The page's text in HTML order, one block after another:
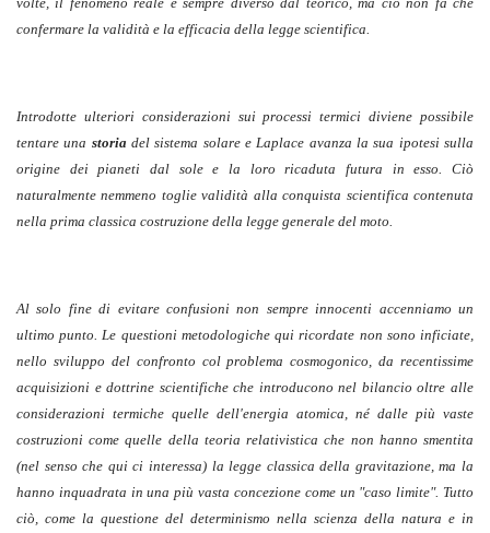
confermare la validità e la efficacia della legge scientifica.
Introdotte ulteriori considerazioni sui processi termici diviene possibile
tentare una storia del sistema solare e Laplace avanza la sua ipotesi sulla
origine dei pianeti dal sole e la loro ricaduta futura in esso. Ciò
naturalmente nemmeno toglie validità alla conquista scientifica contenuta
nella prima classica costruzione della legge generale del moto.
Al solo fine di evitare confusioni non sempre innocenti accenniamo un
ultimo punto. Le questioni metodologiche qui ricordate non sono inficiate,
nello sviluppo del confronto col problema cosmogonico, da recentissime
acquisizioni e dottrine scientifiche che introducono nel bilancio oltre alle
considerazioni termiche quelle dell'energia atomica, né dalle più vaste
costruzioni come quelle della teoria relativistica che non hanno smentita
(nel senso che qui ci interessa) la legge classica della gravitazione, ma la
hanno inquadrata in una più vasta concezione come un "caso limite". Tutto
ciò, come la questione del determinismo nella scienza della natura e in